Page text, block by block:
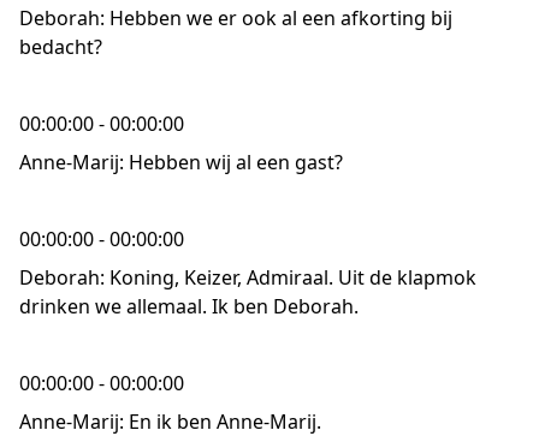
Deborah: Hebben we er ook al een afkorting bij
bedacht?
00:00:00 - 00:00:00
Anne-Marij: Hebben wij al een gast?
00:00:00 - 00:00:00
Deborah: Koning, Keizer, Admiraal. Uit de klapmok
drinken we allemaal. Ik ben Deborah.
00:00:00 - 00:00:00
Anne-Marij: En ik ben Anne-Marij.